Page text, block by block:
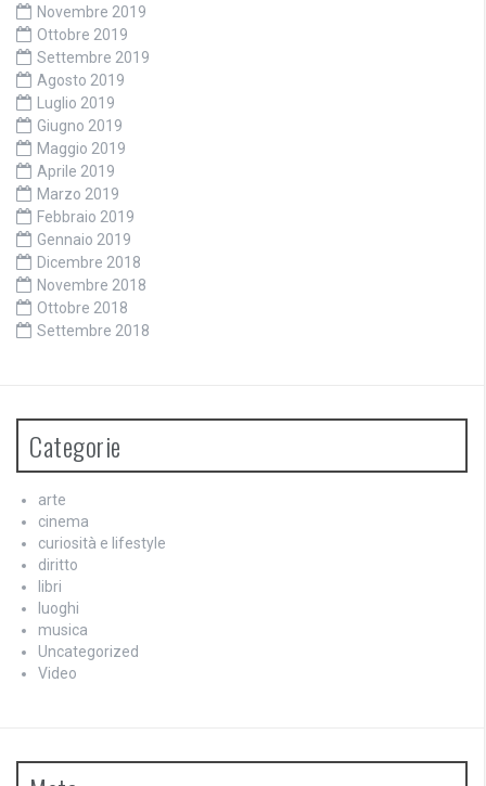
Novembre 2019
Ottobre 2019
Settembre 2019
Agosto 2019
Luglio 2019
Giugno 2019
Maggio 2019
Aprile 2019
Marzo 2019
Febbraio 2019
Gennaio 2019
Dicembre 2018
Novembre 2018
Ottobre 2018
Settembre 2018
Categorie
arte
cinema
curiosità e lifestyle
diritto
libri
luoghi
musica
Uncategorized
Video